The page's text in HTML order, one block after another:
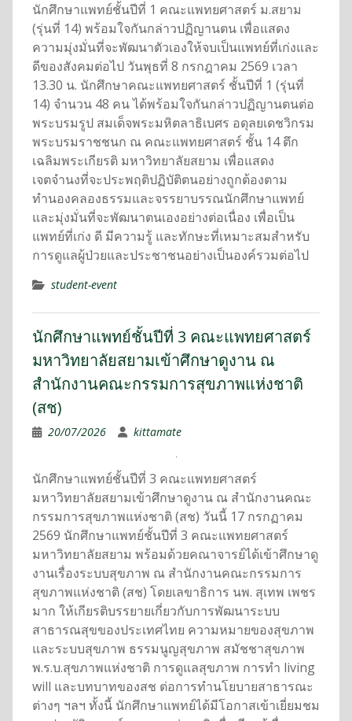
นักศึกษาแพทย์ชั้นปีที่ 1 คณะแพทยศาสตร์ ม.สยาม
(รุ่นที่ 14) พร้อมใจกันกล่าวปฏิญานตน เพื่อแสดง
ความมุ่งมั่นที่จะพัฒนาตัวเองให้จบเป็นแพทย์ที่เก่งและ
ดีของสังคมต่อไป วันพุธที่ 8 กรกฎาคม 2569 เวลา
13.30 น. นักศึกษาคณะแพทยศาสตร์ ชั้นปีที่ 1 (รุ่นที่
14) จำนวน 48 คน ได้พร้อมใจกันกล่าวปฏิญานตนต่อ
พระบรมรูป สมเด็จพระมหิตลาธิเบศร อดุลยเดชวิกรม
พระบรมราชชนก ณ คณะแพทยศาสตร์ ชั้น 14 ตึก
เฉลิมพระเกียรติ มหาวิทยาลัยสยาม เพื่อแสดง
เจตจำนงที่จะประพฤติปฏิบัติตนอย่างถูกต้องตาม
ทำนองคลองธรรมและจรรยาบรรณนักศึกษาแพทย์
และมุ่งมั่นที่จะพัฒนาตนเองอย่างต่อเนื่อง เพื่อเป็น
แพทย์ที่เก่ง ดี มีความรู้ และทักษะที่เหมาะสมสำหรับ
การดูแลผู้ป่วยและประชาชนอย่างเป็นองค์รวมต่อไป
student-event
นักศึกษาแพทย์ชั้นปีที่ 3 คณะแพทยศาสตร์
มหาวิทยาลัยสยามเข้าศึกษาดูงาน ณ
สำนักงานคณะกรรมการสุขภาพแห่งชาติ
(สช)
20/07/2026 kittamate
นักศึกษาแพทย์ชั้นปีที่ 3 คณะแพทยศาสตร์
มหาวิทยาลัยสยามเข้าศึกษาดูงาน ณ สำนักงานคณะ
กรรมการสุขภาพแห่งชาติ (สช) วันนี้ 17 กรกฏาคม
2569 นักศึกษาแพทย์ชั้นปีที่ 3 คณะแพทยศาสตร์
มหาวิทยาลัยสยาม พร้อมด้วยคณาจารย์ได้เข้าศึกษาดู
งานเรื่องระบบสุขภาพ ณ สำนักงานคณะกรรมการ
สุขภาพแห่งชาติ (สช) โดยเลขาธิการ นพ. สุเทพ เพชร
มาก ให้เกียรติบรรยายเกี่ยวกับการพัฒนาระบบ
สาธารณสุขของประเทศไทย ความหมายของสุขภาพ
และระบบสุขภาพ ธรรมนูญสุขภาพ สมัชชาสุขภาพ
พ.ร.บ.สุขภาพแห่งชาติ การดูแลสุขภาพ การทำ living
will และบทบาทของสช ต่อการทำนโยบายสาธารณะ
ต่างๆ ฯลฯ ทั้งนี้ นักศึกษาแพทย์ได้มีโอกาสเข้าเยี่ยมชม